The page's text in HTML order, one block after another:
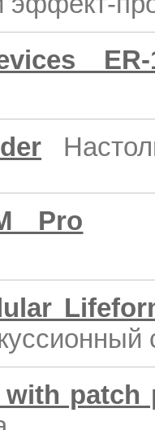
ER-
Pro
with patch